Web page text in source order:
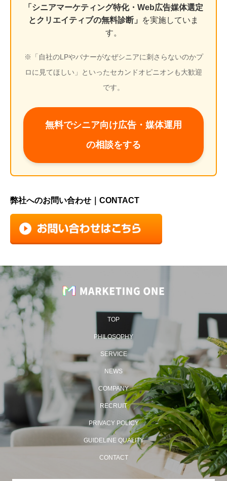
「シニアマーケティング特化・Web広告媒体選定
とクリエイティブの無料診断」
を実施していま
す。
※「自社のLPやバナーがなぜシニアに刺さらないのかプ
ロに見てほしい」といったセカンドオピニオンも大歓迎
です。
無料でシニア向け広告・媒体運用
の相談をする
弊社へのお問い合わせ｜CONTACT
TOP
PHILOSOPHY
SERVICE
NEWS
COMPANY
RECRUIT
PRIVACY POLICY
GUIDELINE QUALITY
CONTACT